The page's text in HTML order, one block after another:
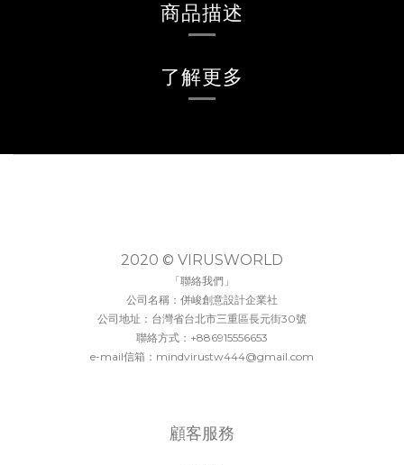
商品描述
了解更多
2020 © VIRUSWORLD
「聯絡我們」
公司名稱：併峻創意設計企業社
公司地址：台灣省台北市三重區長元街30號
聯絡方式：+886915556653
e-mail信箱：mindvirustw444@gmail.com
顧客服務